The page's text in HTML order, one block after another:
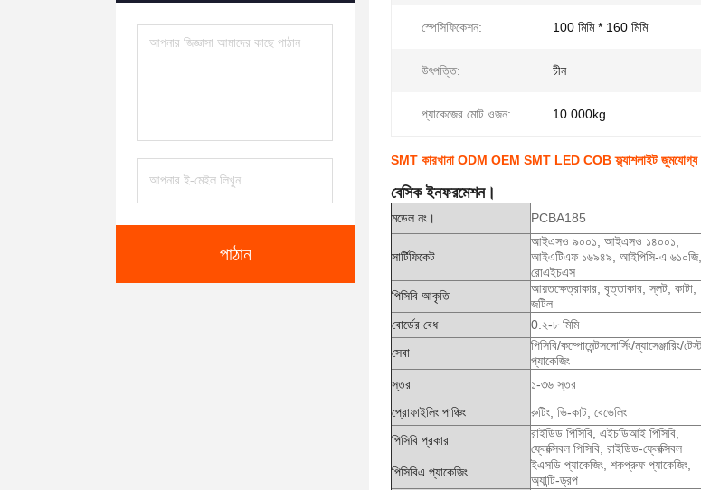
পাঠান
স্পেসিফিকেশন: 100 মিমি * 160 মিমি
উৎপত্তি: চীন
প্যাকেজের মোট ওজন: 10.000kg
SMT কারখানা ODM OEM SMT LED COB ফ্ল্যাশলাইট জুমযোগ্য
বেসিক ইনফরমেশন।
মডেল নং। PCBA185
সার্টিফিকেট
আইএসও ৯০০১, আইএসও ১৪০০১,
আইএটিএফ ১৬৯৪৯, আইপিসি-এ ৬১০জি,
রোএইচএস
পিসিবি আকৃতি
আয়তক্ষেত্রাকার, বৃত্তাকার, স্লট, কাটা,
জটিল
বোর্ডের বেধ
0.২-৮ মিমি
সেবা
পিসিবি/কম্পোনেন্টসসোর্সিং/ম্যাসেঞ্জারিং/
প্যাকেজিং
স্তর ১-৩৬ স্তর
প্রোফাইলিং পাঞ্চিং
রুটিং, ভি-কাট, বেভেলিং
পিসিবি প্রকার
রাইডিড পিসিবি, এইচডিআই পিসিবি,
ফ্লেক্সিবল পিসিবি, রাইডিড-ফ্লেক্সিবল
পিসিবিএ প্যাকেজিং
ইএসডি প্যাকেজিং, শকপ্রুফ প্যাকেজিং,
অ্যান্টি-ড্রপ